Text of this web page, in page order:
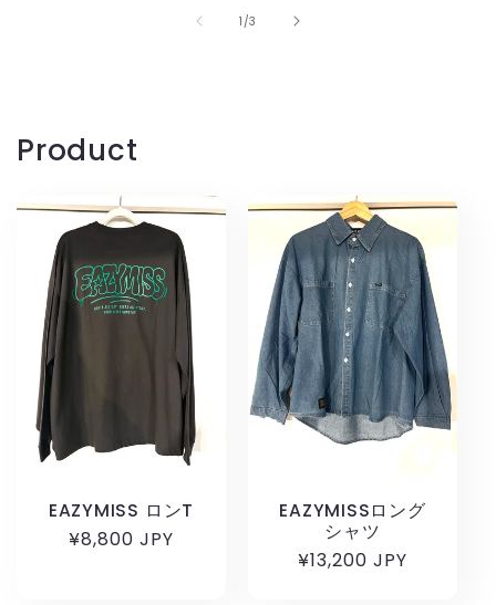
1 /の
3
Product
EAZYMISS ロンT
通
¥8,800 JPY
EAZYMISSロング
シャツ
通
¥13,200 JPY